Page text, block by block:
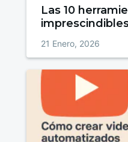
Las 10
21 Enero, 2026